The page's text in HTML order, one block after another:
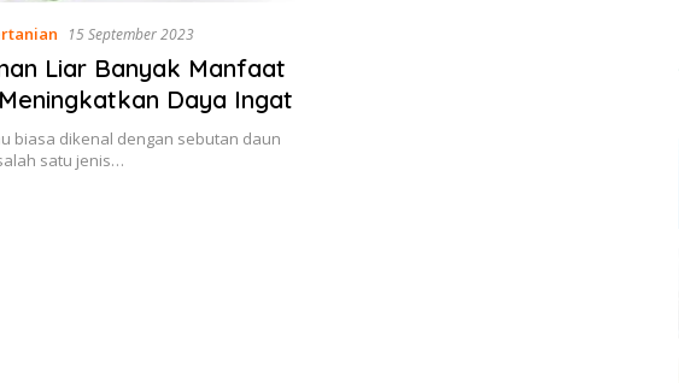
15 September 2023
Liar Banyak Manfaat
Daya Ingat
biasa dikenal dengan sebutan daun
satu jenis…